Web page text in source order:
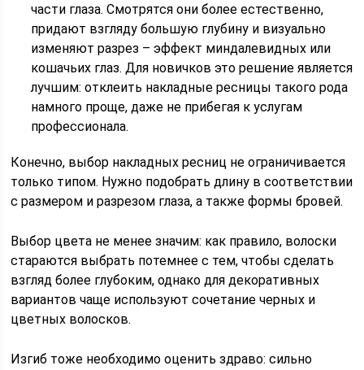
части глаза. Смотрятся они более естественно,
придают взгляду большую глубину и визуально
изменяют разрез – эффект миндалевидных или
кошачьих глаз. Для новичков это решение является
лучшим: отклеить накладные ресницы такого рода
намного проще, даже не прибегая к услугам
профессионала.
Конечно, выбор накладных ресниц не ограничивается
только типом. Нужно подобрать длину в соответствии
с размером и разрезом глаза, а также формы бровей.
Выбор цвета не менее значим: как правило, волоски
стараются выбрать потемнее с тем, чтобы сделать
взгляд более глубоким, однако для декоративных
вариантов чаще используют сочетание черных и
цветных волосков.
Изгиб тоже необходимо оценить здраво: сильно